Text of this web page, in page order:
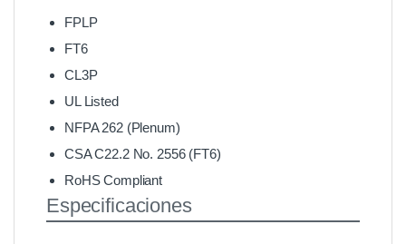
FPLP
FT6
CL3P
UL Listed
NFPA 262 (Plenum)
CSA C22.2 No. 2556 (FT6)
RoHS Compliant
Especificaciones